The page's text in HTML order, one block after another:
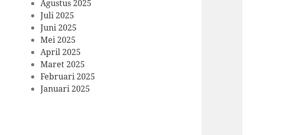
Agustus 2025
Juli 2025
Juni 2025
Mei 2025
April 2025
Maret 2025
Februari 2025
Januari 2025